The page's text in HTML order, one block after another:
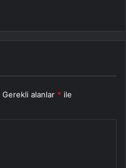
Gerekli alanlar * ile